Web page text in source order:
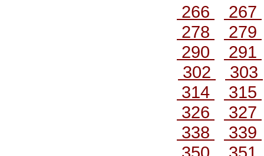
266
267
278
279
290
291
302
303
314
315
326
327
338
339